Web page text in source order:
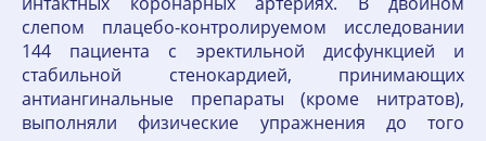
слепом плацебо-контролируемом исследовании
144 пациента с эректильной дисфункцией и
стабильной стенокардией, принимающих
антиангинальные препараты (кроме нитратов),
выполняли физические упражнения до того